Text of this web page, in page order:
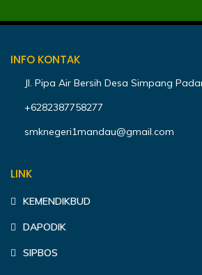
INFO KONTAK
Jl. Pipa Air Bersih Desa Simpang
+6282387758277
smknegeri1mandau@gmail.com
LINK
KEMENDIKBUD
DAPODIK
SIPBOS